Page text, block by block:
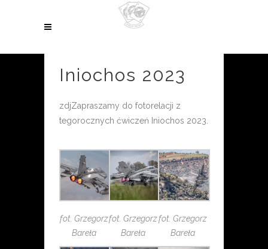
Iniochos 2023
zdjZapraszamy do fotorelacji z
tegorocznych ćwiczeń Iniochos 2023.
fot. Grzegorz
Bareła
fot. Grzegorz
Bareła
fot. Grzegorz
Bareła